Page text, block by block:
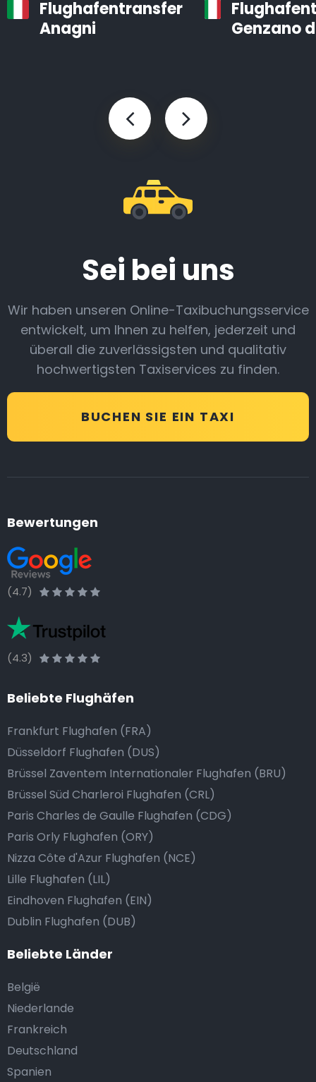
Flughafentransfer
Anagni
Genzano
Sei bei uns
Wir haben unseren Online-Taxibuchungsservice
entwickelt, um Ihnen zu helfen, jederzeit und
überall die zuverlässigsten und qualitativ
hochwertigsten Taxiservices zu finden.
BUCHEN SIE EIN TAXI
Bewertungen
(4.7)
(4.3)
Beliebte Flughäfen
Frankfurt Flughafen (FRA)
Düsseldorf Flughafen (DUS)
Brüssel Zaventem Internationaler Flughafen (BRU)
Brüssel Süd Charleroi Flughafen (CRL)
Paris Charles de Gaulle Flughafen (CDG)
Paris Orly Flughafen (ORY)
Nizza Côte d'Azur Flughafen (NCE)
Lille Flughafen (LIL)
Eindhoven Flughafen (EIN)
Dublin Flughafen (DUB)
Beliebte Länder
België
Niederlande
Frankreich
Deutschland
Spanien